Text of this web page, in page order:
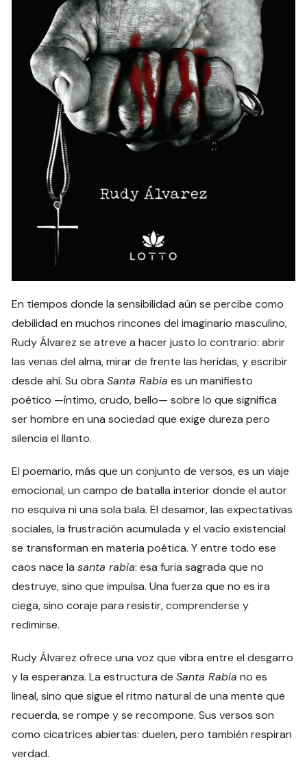
En tiempos donde la sensibilidad aún se percibe como
debilidad en muchos rincones del imaginario masculino,
Rudy Álvarez se atreve a hacer justo lo contrario: abrir
las venas del alma, mirar de frente las heridas, y escribir
desde ahí. Su obraSanta Rabia es un manifiesto
poético —íntimo, crudo, bello— sobre lo que significa
ser hombre en una sociedad que exige dureza pero
silencia el llanto.
El poemario, más que un conjunto de versos, es un viaje
emocional, un campo de batalla interior donde el autor
no esquiva ni una sola bala. El desamor, las expectativas
sociales, la frustración acumulada y el vacío existencial
se transforman en materia poética. Y entre todo ese
caos nace lasanta rabia: esa furia sagrada que no
destruye, sino que impulsa. Una fuerza que no es ira
ciega, sino coraje para resistir, comprenderse y
redimirse.
Rudy Álvarez ofrece una voz que vibra entre el desgarro
y la esperanza. La estructura deSanta Rabia no es
lineal, sino que sigue el ritmo natural de una mente que
recuerda, se rompe y se recompone. Sus versos son
como cicatrices abiertas: duelen, pero también respiran
verdad.